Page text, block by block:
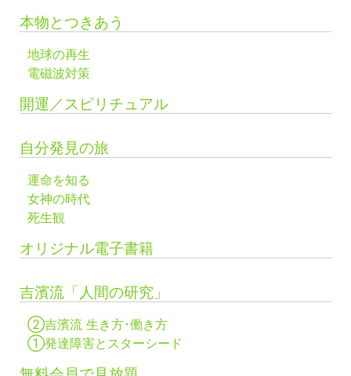
本物とつきあう
地球の再生
電磁波対策
開運／スピリチュアル
自分発見の旅
運命を知る
女神の時代
死生観
オリジナル電子書籍
吉濱流「人間の研究」
②吉濱流 生き方･働き方
①発達障害とスターシード